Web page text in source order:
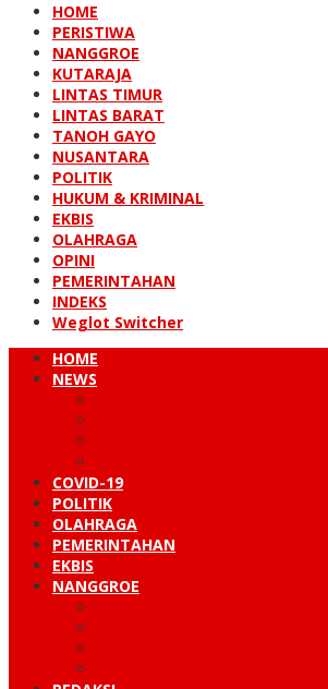
HOME
PERISTIWA
NANGGROE
KUTARAJA
LINTAS TIMUR
LINTAS BARAT
TANOH GAYO
NUSANTARA
POLITIK
HUKUM & KRIMINAL
EKBIS
OLAHRAGA
OPINI
PEMERINTAHAN
INDEKS
Weglot Switcher
HOME
NEWS
COVID-19
POLITIK
OLAHRAGA
PEMERINTAHAN
EKBIS
NANGGROE